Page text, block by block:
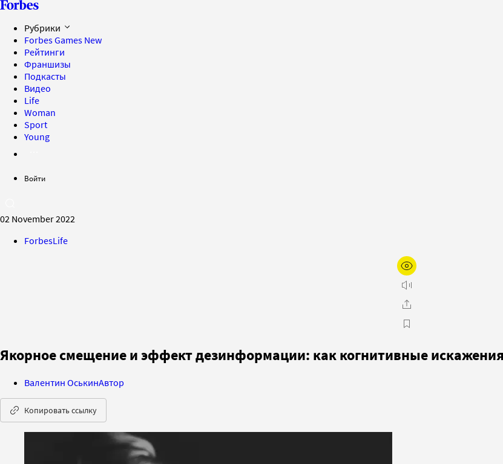
Рубрики
Forbes Games New
Рейтинги
Франшизы
Подкасты
Видео
Life
Woman
Sport
Young
Войти
02 November 2022
ForbesLife
Якорное смещение и эффект дезинформации: как когнитивные
Валентин ОськинАвтор
Копировать ссылку